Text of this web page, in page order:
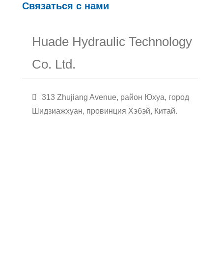
Связаться с нами
Huade Hydraulic Technology
Co. Ltd.
313 Zhujiang Avenue, район Юхуа, город
Шидзиажхуан, провинция Хэбэй, Китай.